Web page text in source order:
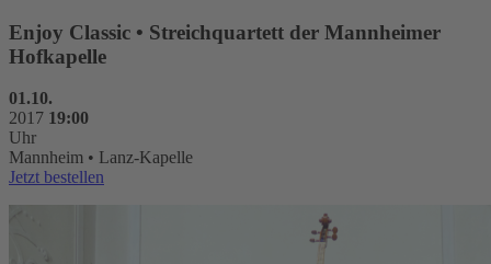
Enjoy Classic • Streichquartett der Mannheimer
Hofkapelle
01.10.
2017 19:00
Uhr
Mannheim • Lanz-Kapelle
Jetzt bestellen